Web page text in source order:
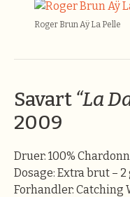
Roger Brun Aÿ La Pelle
Savart “La
2009
Druer: 100%
Dosage: Extra brut –
Forhandler: Catching